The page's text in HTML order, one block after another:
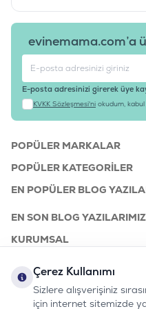
evinemama.com’a
E-posta adresinizi girerek üye
KVKK Sözleşmesi'ni okudum,
POPÜLER MARKALAR
POPÜLER KATEGORILER
EN POPÜLER BLOG
EN SON BLOG YAZILARIMIZ
KURUMSAL
bizi takip edin:
Instagram
Youtube
TiktokFacebook
Linkedin
0232
Çerez Kullanımı
Sizlere alışverişiniz
için internet sitemizde